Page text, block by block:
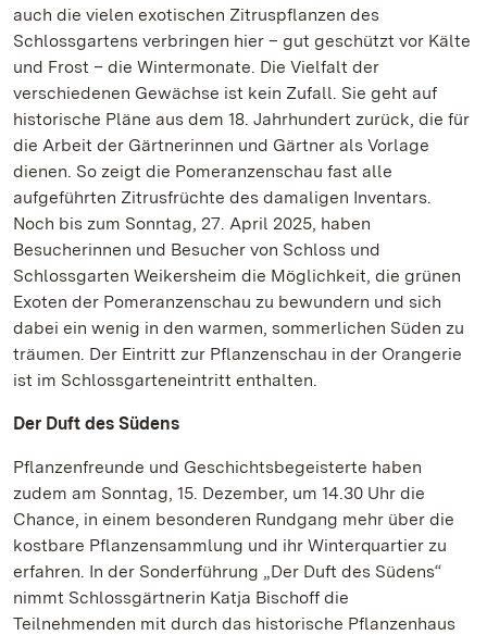
auch die vielen exotischen Zitruspflanzen des
Schlossgartens verbringen hier – gut geschützt vor Kälte
und Frost – die Wintermonate. Die Vielfalt der
verschiedenen Gewächse ist kein Zufall. Sie geht auf
historische Pläne aus dem 18. Jahrhundert zurück, die für
die Arbeit der Gärtnerinnen und Gärtner als Vorlage
dienen. So zeigt die Pomeranzenschau fast alle
aufgeführten Zitrusfrüchte des damaligen Inventars.
Noch bis zum Sonntag, 27. April 2025, haben
Besucherinnen und Besucher von Schloss und
Schlossgarten Weikersheim die Möglichkeit, die grünen
Exoten der Pomeranzenschau zu bewundern und sich
dabei ein wenig in den warmen, sommerlichen Süden zu
träumen. Der Eintritt zur Pflanzenschau in der Orangerie
ist im Schlossgarteneintritt enthalten.
Der Duft des Südens
Pflanzenfreunde und Geschichtsbegeisterte haben
zudem am Sonntag, 15. Dezember, um 14.30 Uhr die
Chance, in einem besonderen Rundgang mehr über die
kostbare Pflanzensammlung und ihr Winterquartier zu
erfahren. In der Sonderführung „Der Duft des Südens“
nimmt Schlossgärtnerin Katja Bischoff die
Teilnehmenden mit durch das historische Pflanzenhaus